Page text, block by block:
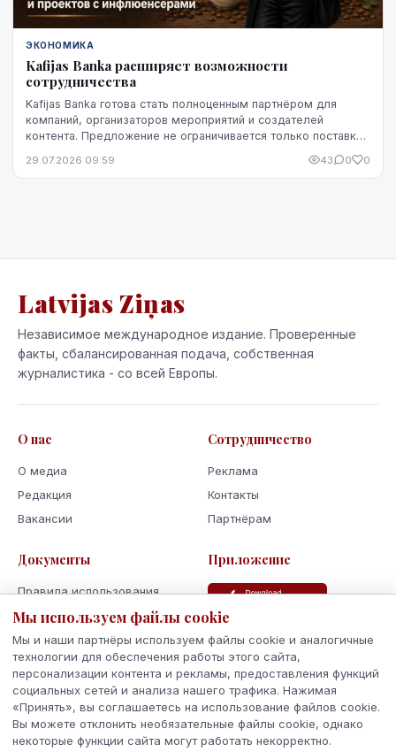
ЭКОНОМИКА
Kafijas Banka расширяет возможности
сотрудничества
Kafijas Banka готова стать полноценным партнёром для
компаний, организаторов мероприятий и создателей
контента. Предложение не ограничивается только поставкой
29.07.2026 09:59 43 0 0
Latvijas Ziņas
Независимое международное издание. Проверенные
факты, сбалансированная подача, собственная
журналистика - со всей Европы.
О нас
О медиа
Редакция
Вакансии
Сотрудничество
Реклама
Контакты
Партнёрам
Документы
Правила использования
Политика
Использование cookie
Кодекс поведения и этики
Приложение
Мы используем файлы cookie
Мы и наши партнёры используем файлы cookie и аналогичные
технологии для обеспечения работы этого сайта,
персонализации контента и рекламы, предоставления функций
социальных сетей и анализа нашего трафика. Нажимая
«Принять», вы соглашаетесь на использование файлов cookie.
Вы можете отклонить необязательные файлы cookie, однако
некоторые функции сайта могут работать некорректно.